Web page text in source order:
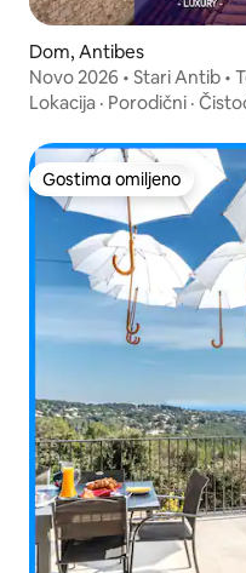
Dom, Antibes
Novo 2026 • Stari Antib •
2KP
Lokacija · Porodični ·
Gostima omiljeno
Gostima omiljeno